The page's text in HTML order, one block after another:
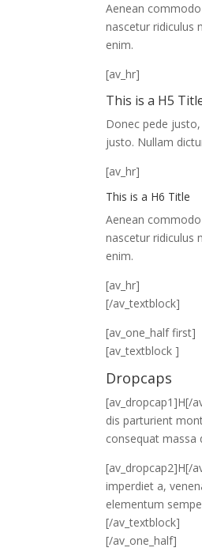
Aenean
nascetur ridiculus
enim.
[av_hr]
This is a H5
Donec pede
justo. Nullam
[av_hr]
This is a H6 Title
Aenean
nascetur ridiculus
enim.
[av_hr]
[/av_textblock]
[av_one_half first]
[av_textblock ]
Dropcaps
[av_dropcap1]H[/
dis parturient
consequat massa
[av_dropcap2]H[/
imperdiet a,
elementum
[/av_textblock]
[/av_one_half]